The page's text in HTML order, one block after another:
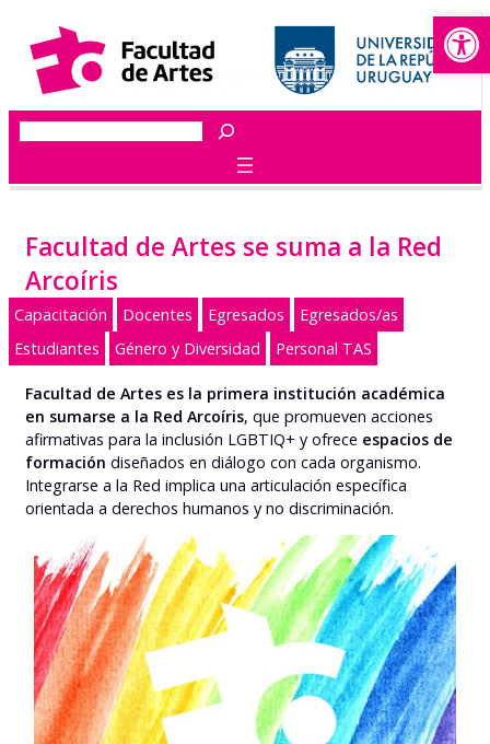
contenido
Buscar
Facultad de Artes se suma a la Red
Arcoíris
Capacitación Docentes Egresados
Egresados/as
Estudiantes
Género y Diversidad Personal TAS
Facultad de Artes es la primera institución académica
en sumarse a la Red Arcoíris, que promueven acciones
afirmativas para la inclusión LGBTIQ+ y ofrece espacios de
formación diseñados en diálogo con cada organismo.
Integrarse a la Red implica una articulación específica
orientada a derechos humanos y no discriminación.